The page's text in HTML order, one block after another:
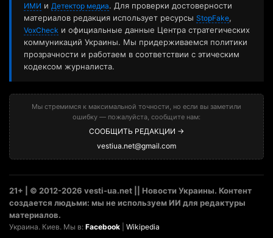
ИМИ и Детектор медиа. Для проверки достоверности
материалов редакция использует ресурсы StopFake,
VoxCheck и официальные данные Центра стратегических
коммуникаций Украины. Мы придерживаемся политики
прозрачности и работаем в соответствии с этическим
кодексом журналиста.
Мы стремимся к максимальной точности, но если вы заметили
ошибку — пожалуйста, сообщите нам:
СООБЩИТЬ РЕДАКЦИИ →
vestiua.net@gmail.com
21+ | © 2012-2026 vesti-ua.net || Новости Украины. Контент
создается людьми: мы не используем ИИ для редактуры
материалов.
Украина. Киев. Мы в: Facebook Wikipedia